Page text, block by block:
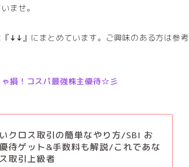
ませ。
↓↓』にまとめています。ご興味のある方は参考
損！コスパ最強株主優待☆彡
クロス取引の簡単なやり方/SBI お
待ゲット&手数料も解説/これであな
取引上級者